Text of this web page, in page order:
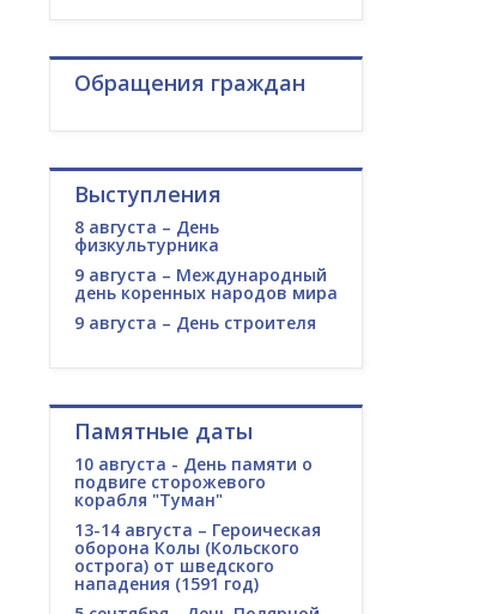
Обращения граждан
Выступления
8 августа – День
физкультурника
9 августа – Международный
день коренных народов мира
9 августа – День строителя
Памятные даты
10 августа - День памяти о
подвиге сторожевого
корабля "Туман"
13-14 августа – Героическая
оборона Колы (Кольского
острога) от шведского
нападения (1591 год)